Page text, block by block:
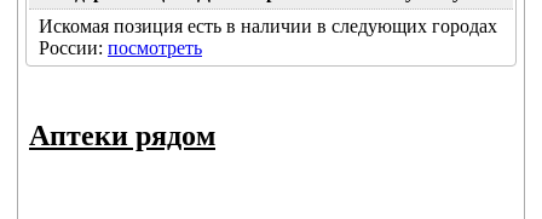
Искомая позиция есть в наличии в следующих городах
России: посмотреть
Аптеки рядом